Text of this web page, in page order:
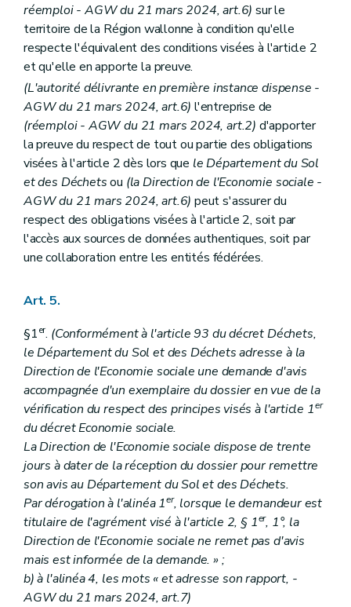
réemploi - AGW du 21 mars 2024, art.6) sur le
territoire de la Région wallonne à condition qu'elle
respecte l'équivalent des conditions visées à l'article 2
et qu'elle en apporte la preuve.
(L'autorité délivrante en première instance dispense -
AGW du 21 mars 2024, art.6) l'entreprise de
(réemploi - AGW du 21 mars 2024, art.2) d'apporter
la preuve du respect de tout ou partie des obligations
visées à l'article 2 dès lors que le Département du Sol
et des Déchetsou (la Direction de l'Economie sociale -
AGW du 21 mars 2024, art.6) peut s'assurer du
respect des obligations visées à l'article 2, soit par
l'accès aux sources de données authentiques, soit par
une collaboration entre les entités fédérées.
Art. 5.
§1er. (Conformément à l'article 93 du décret Déchets,
le Département du Sol et des Déchets adresse à la
Direction de l'Economie sociale une demande d'avis
accompagnée d'un exemplaire du dossier en vue de la
vérification du respect des principes visés à l'article 1er
du décret Economie sociale.
La Direction de l'Economie sociale dispose de trente
jours à dater de la réception du dossier pour remettre
son avis au Département du Sol et des Déchets.
Par dérogation à l'alinéa 1er, lorsque le demandeur est
titulaire de l'agrément visé à l'article 2, § 1er, 1°, la
Direction de l'Economie sociale ne remet pas d'avis
mais est informée de la demande. » ;
b) à l'alinéa 4, les mots « et adresse son rapport, -
AGW du 21 mars 2024, art.7)